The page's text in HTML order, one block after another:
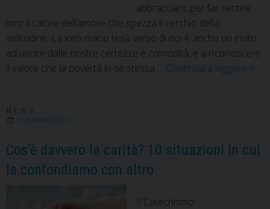
abbracciarli, per far sentire
loro il calore dell’amore che spezza il cerchio della
solitudine. La loro mano tesa verso di noi è anche un invito
ad uscire dalle nostre certezze e comodità, e a riconoscere
il valore che la povertà in sé stessa … Continua a leggere “LA
»
13 FEBBRAIO 2022
Cos’è davvero la carità? 10 situazioni in cui
la confondiamo con altro
Il Catechismo